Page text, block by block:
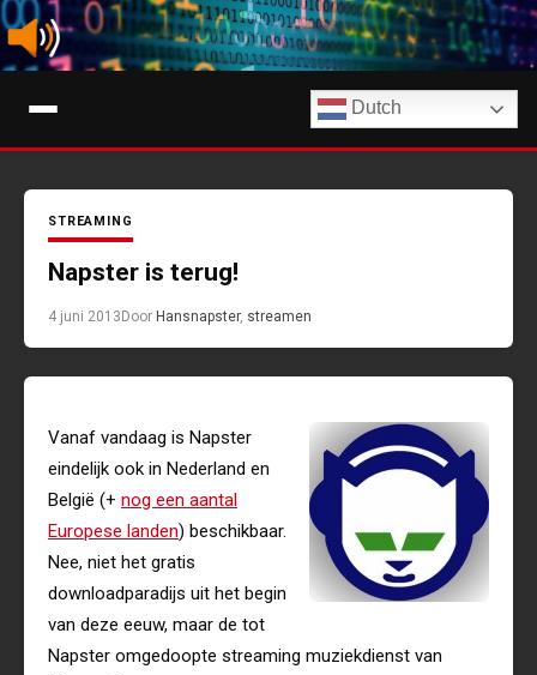
naar
de
inhoudTips, nieuws en info over streaming muziekdiensten en AI-muziek
Dutch
STREAMING
Napster is terug!
4 juni 2013 Door Hansnapster, streamen
Vanaf vandaag is Napster
eindelijk ook in Nederland en
België (+ nog een aantal
Europese landen) beschikbaar.
Nee, niet het gratis
downloadparadijs uit het begin
van deze eeuw, maar de tot
Napster omgedoopte streaming muziekdienst van